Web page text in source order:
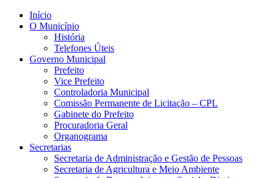
Início
O Município
História
Telefones Úteis
Governo Municipal
Prefeito
Vice Prefeito
Controladoria Municipal
Comissão Permanente de Licitação – CPL
Gabinete do Prefeito
Procuradoria Geral
Organograma
Secretarias
Secretaria de Administração e Gestão de Pessoas
Secretaria de Agricultura e Meio Ambiente